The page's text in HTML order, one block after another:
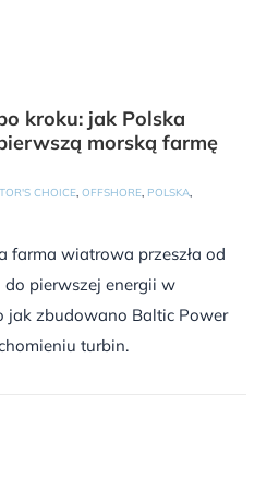
kroku: jak Polska
morską farmę
CHOICE, OFFSHORE, POLSKA,
farma wiatrowa przeszła od
pierwszej energii w
jak zbudowano Baltic Power
turbin.